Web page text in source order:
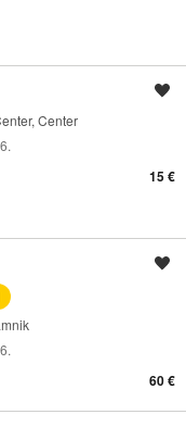
Center
15 €
60 €